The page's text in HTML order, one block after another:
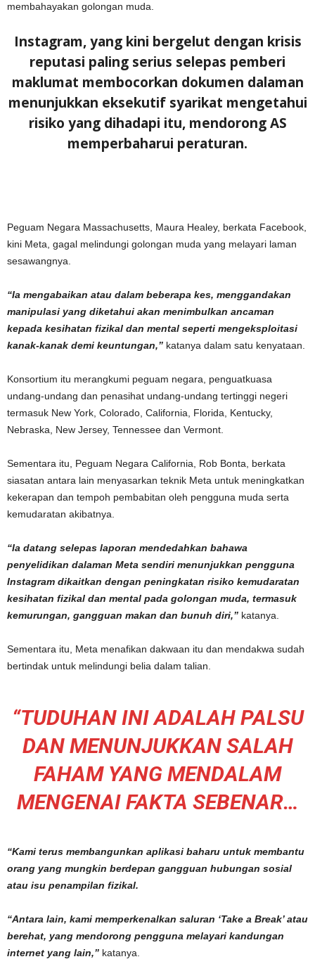
membahayakan golongan muda.
Instagram, yang kini bergelut dengan krisis
reputasi paling serius selepas pemberi
maklumat membocorkan dokumen dalaman
menunjukkan eksekutif syarikat mengetahui
risiko yang dihadapi itu, mendorong AS
memperbaharui peraturan.
Peguam Negara Massachusetts, Maura Healey, berkata Facebook,
kini Meta, gagal melindungi golongan muda yang melayari laman
sesawangnya.
“Ia mengabaikan atau dalam beberapa kes, menggandakan
manipulasi yang diketahui akan menimbulkan ancaman
kepada kesihatan fizikal dan mental seperti mengeksploitasi
kanak-kanak demi keuntungan,” katanya dalam satu kenyataan.
Konsortium itu merangkumi peguam negara, penguatkuasa
undang-undang dan penasihat undang-undang tertinggi negeri
termasuk New York, Colorado, California, Florida, Kentucky,
Nebraska, New Jersey, Tennessee dan Vermont.
Sementara itu, Peguam Negara California, Rob Bonta, berkata
siasatan antara lain menyasarkan teknik Meta untuk meningkatkan
kekerapan dan tempoh pembabitan oleh pengguna muda serta
kemudaratan akibatnya.
“Ia datang selepas laporan mendedahkan bahawa
penyelidikan dalaman Meta sendiri menunjukkan pengguna
Instagram dikaitkan dengan peningkatan risiko kemudaratan
kesihatan fizikal dan mental pada golongan muda, termasuk
kemurungan, gangguan makan dan bunuh diri,” katanya.
Sementara itu, Meta menafikan dakwaan itu dan mendakwa sudah
bertindak untuk melindungi belia dalam talian.
“TUDUHAN INI ADALAH PALSU
DAN MENUNJUKKAN SALAH
FAHAM YANG MENDALAM
MENGENAI FAKTA SEBENAR…
“Kami terus membangunkan aplikasi baharu untuk membantu
orang yang mungkin berdepan gangguan hubungan sosial
atau isu penampilan fizikal.
“Antara lain, kami memperkenalkan saluran ‘Take a Break’ atau
berehat, yang mendorong pengguna melayari kandungan
internet yang lain,” katanya.